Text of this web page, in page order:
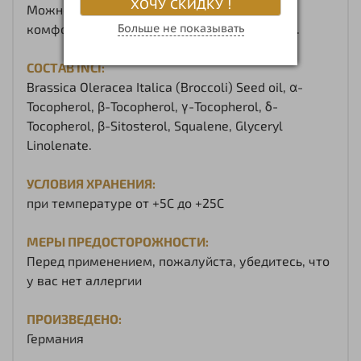
ХОЧУ СКИДКУ !
Больше не показывать
Можно предварительно подогреть до
комфортной температуры, на водяной бане.
СОСТАВ INCI:
Brassica Oleracea Italica (Broccoli) Seed oil, α-
Tocopherol, β-Tocopherol, γ-Tocopherol, δ-
Tocopherol, β-Sitosterol, Squalene, Glyceryl
Linolenate.
УСЛОВИЯ ХРАНЕНИЯ:
при температуре от +5С до +25С
МЕРЫ ПРЕДОСТОРОЖНОСТИ:
Перед применением, пожалуйста, убедитесь, что
у вас нет аллергии
ПРОИЗВЕДЕНО:
Германия